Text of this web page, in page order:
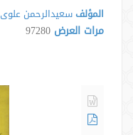
المؤلف سعیدالرحمن علوی
مرات العرض 97280